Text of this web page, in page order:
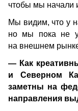
чтобы мы начали
Мы видим, что у
но мы пока не
на внешнем
— Как
и Северном
заметны на
направления